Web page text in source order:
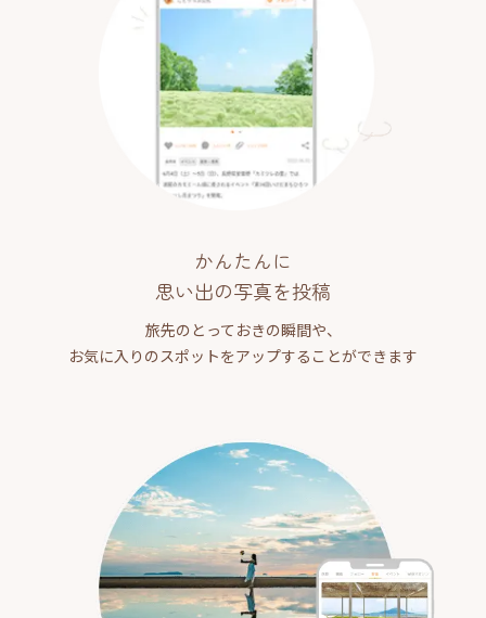
かんたんに
思い出の写真を投稿
旅先のとっておきの瞬間や、
お気に入りのスポットをアップすることができます